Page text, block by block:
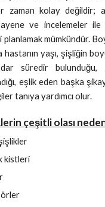
zaman kolay değildir;
ve incelemeler
mümkündür.
hastanın yaşı, şişliğin
süredir bulunduğu,
eşlik eden başka
tanıya yardımcı olur.
çeşitli olası
kistleri